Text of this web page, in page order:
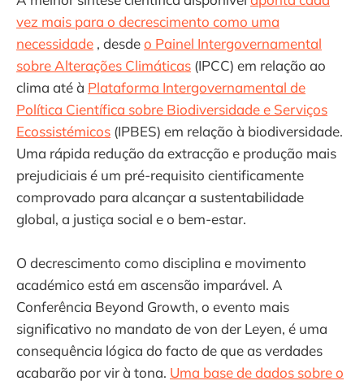
vez mais para o decrescimento como uma
necessidade , desdeo Painel Intergovernamental
sobre Alterações Climáticas (IPCC) em relação ao
clima até à Plataforma Intergovernamental de
Política Científica sobre Biodiversidade e Serviços
Ecossistémicos (IPBES) em relação à biodiversidade.
Uma rápida redução da extracção e produção mais
prejudiciais é um pré-requisito cientificamente
comprovado para alcançar a sustentabilidade
global, a justiça social e o bem-estar.
O decrescimento como disciplina e movimento
académico está em ascensão imparável. A
Conferência Beyond Growth, o evento mais
significativo no mandato de von der Leyen, é uma
consequência lógica do facto de que as verdades
acabarão por vir à tona. Uma base de dados sobre o